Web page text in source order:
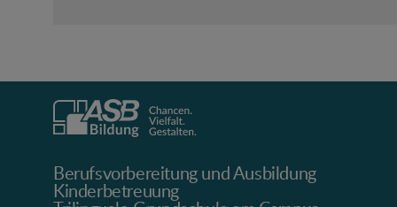
Berufsvorbereitung und Ausbildung
Kinderbetreuung